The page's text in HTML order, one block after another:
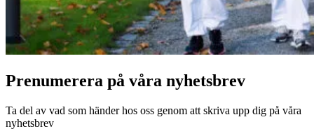
Prenumerera på våra nyhetsbrev
Ta del av vad som händer hos oss genom att skriva upp dig på våra
nyhetsbrev